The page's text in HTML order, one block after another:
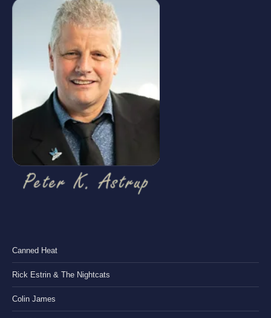
Canned Heat
Rick Estrin & The Nightcats
Colin James